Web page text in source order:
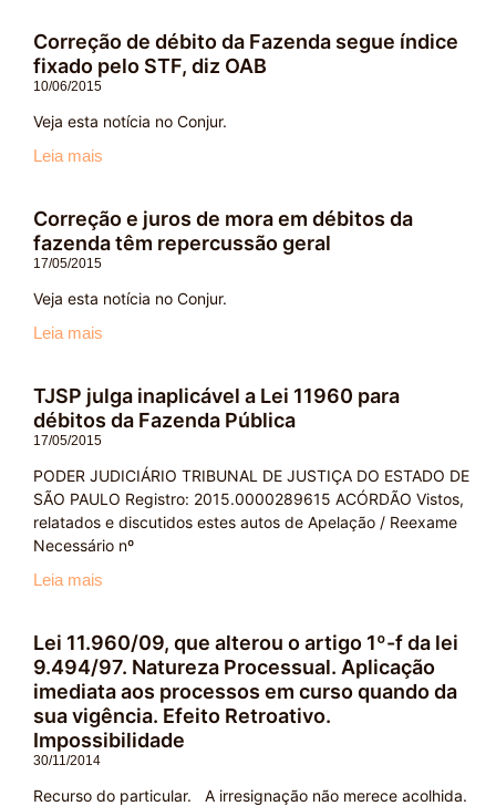
Correção de débito da Fazenda segue índice
fixado pelo STF, diz OAB
10/06/2015
Veja esta notícia no Conjur.
Leia mais
Correção e juros de mora em débitos da
fazenda têm repercussão geral
17/05/2015
Veja esta notícia no Conjur.
Leia mais
TJSP julga inaplicável a Lei 11960 para
débitos da Fazenda Pública
17/05/2015
PODER JUDICIÁRIO TRIBUNAL DE JUSTIÇA DO ESTADO DE
SÃO PAULO Registro: 2015.0000289615 ACÓRDÃO Vistos,
relatados e discutidos estes autos de Apelação / Reexame
Necessário nº
Leia mais
Lei 11.960/09, que alterou o artigo 1º-f da lei
9.494/97. Natureza Processual. Aplicação
imediata aos processos em curso quando da
sua vigência. Efeito Retroativo.
Impossibilidade
30/11/2014
Recurso do particular. A irresignação não merece acolhida.